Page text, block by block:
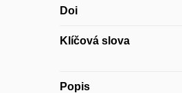
Doi
Klíčová slova
Popis